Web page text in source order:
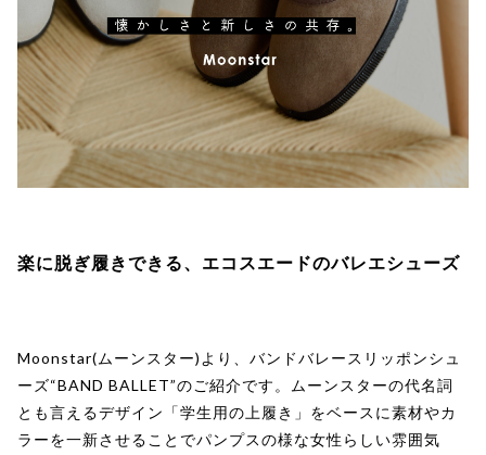
楽に脱ぎ履きできる、エコスエードのバレエシューズ
Moonstar(ムーンスター)より、バンドバレースリッポンシュ
ーズ“BAND BALLET”のご紹介です。ムーンスターの代名詞
とも言えるデザイン「学生用の上履き」をベースに素材やカ
ラーを一新させることでパンプスの様な女性らしい雰囲気